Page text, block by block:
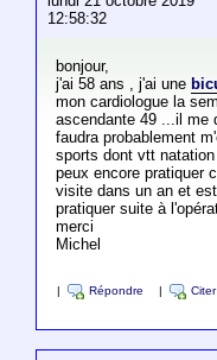
12:58:32
bonjour,
j'ai 58 ans , j'ai une
mon cardiologue la
ascendante 49 ...il me
faudra probablement
sports dont vtt
peux encore pratiquer
visite dans un an et
pratiquer suite à
merci
Michel
Répondre Citer